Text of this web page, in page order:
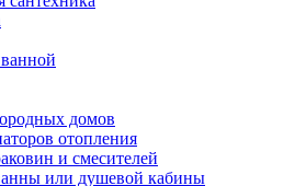
домов
отопления
и смесителей
или душевой кабины